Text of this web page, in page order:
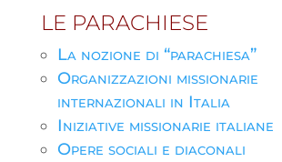
LE PARACHIESE
La nozione di “parachiesa”
Organizzazioni missionarie
internazionali in Italia
Iniziative missionarie italiane
Opere sociali e diaconali